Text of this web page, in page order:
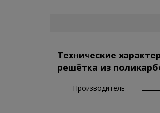
Технические
решётка из
Производитель